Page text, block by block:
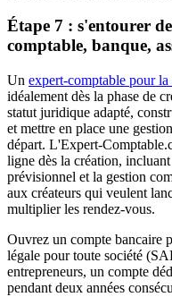
Étape 7 : s'entourer
comptable, banque,
Un expert-comptable pour
idéalement dès la phase de
statut juridique adapté,
et mettre en place une
départ. L'Expert-
ligne dès la création,
prévisionnel et la gestion
aux créateurs qui veulent
multiplier les rendez-vous.
Ouvrez un compte bancaire
légale pour toute société
entrepreneurs, un compte
pendant deux années